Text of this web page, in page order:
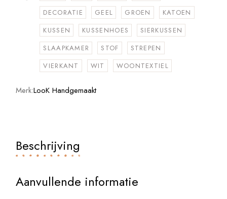
DECORATIE
GEEL GROEN
KATOEN
KUSSEN
KUSSENHOES
SIERKUSSEN
SLAAPKAMER
STOF
STREPEN
VIERKANT
WIT WOONTEXTIEL
Merk:LooK Handgemaakt
Beschrijving
Aanvullende informatie